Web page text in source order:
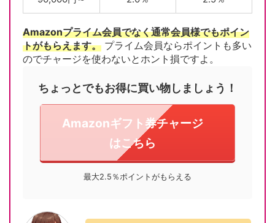
Amazonプライム会員でなく通常会員様でもポイン
トがもらえます。 プライム会員ならポイントも多い
のでチャージを使わないとホント損ですよ。
ちょっとでもお得に買い物しましょう！
Amazonギフト券チャージ
はこちら
最大2.5％ポイントがもらえる